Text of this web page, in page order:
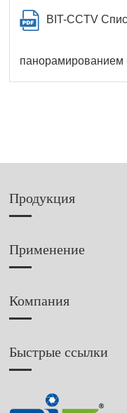
BIT-CCTV
панорамированием
Продукция
Применение
Компания
Быстрые ссылки